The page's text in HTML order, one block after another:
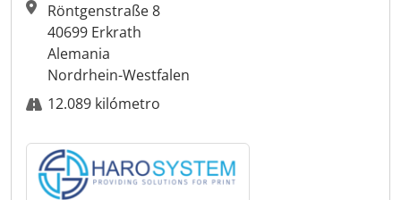
Röntgenstraße 8
40699 Erkrath
Alemania
Nordrhein-Westfalen
12.089 kilómetro